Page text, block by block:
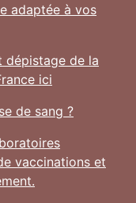
adaptée à vos
dépistage de la
ici
de sang ?
vaccinations et